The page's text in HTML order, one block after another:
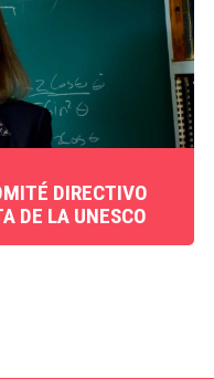
DIRECTIVO
DE LA UNESCO